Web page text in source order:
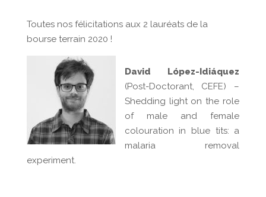
Toutes nos félicitations aux 2 lauréats de la
bourse terrain 2020 !
David López-Idiáquez
(Post-Doctorant, CEFE) –
Shedding light on the role
of male and female
colouration in blue tits: a
malaria removal
experiment.